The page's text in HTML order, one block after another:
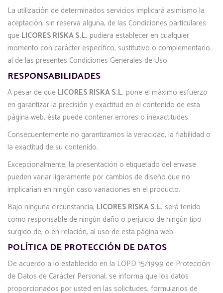
La utilización de determinados servicios implicará asimismo la
aceptación, sin reserva alguna, de las Condiciones particulares
que LICORES RISKA S.L. pudiera establecer en cualquier
momento con carácter específico, sustitutivo o complementario
al de las presentes Condiciones Generales de Uso.
RESPONSABILIDADES
A pesar de que LICORES RISKA S.L. pone el máximo esfuerzo
en garantizar la precisión y exactitud en el contenido de esta
página web, ésta puede contener errores o inexactitudes.
Consecuentemente no garantizamos la veracidad, la fiabilidad o
la exactitud de su contenido.
Excepcionalmente, la presentación o etiquetado del envase
pueden variar ligeramente por cambios de diseño que no
implicarían en ningún caso variaciones en el producto.
Bajo ninguna circunstancia, LICORES RISKA S.L. será tenido
como responsable de ningún daño o perjuicio de ningún tipo
surgido de, o en relación, al uso de esta página web.
POLÍTICA DE PROTECCIÓN DE DATOS
De acuerdo a lo establecido en la LOPD 15/1999 de Protección
de Datos de Carácter Personal, se informa que los datos
proporcionados por usted en las solicitudes, formularios de